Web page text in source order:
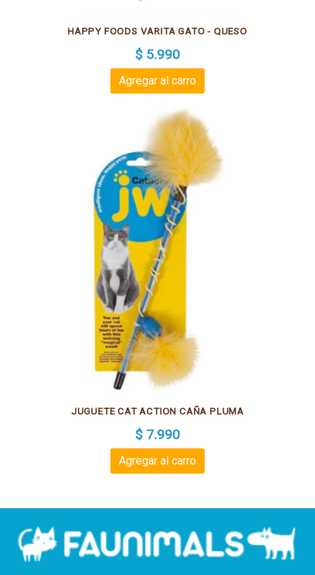
HAPPY FOODS VARITA GATO - QUESO
$ 5.990
Agregar al carro
JUGUETE CAT ACTION CAÑA PLUMA
$ 7.990
Agregar al carro